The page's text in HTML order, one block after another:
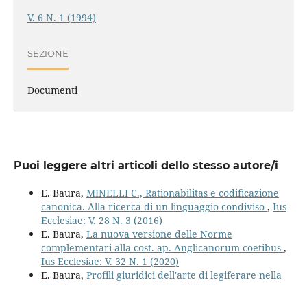
V. 6 N. 1 (1994)
SEZIONE
Documenti
Puoi leggere altri articoli dello stesso autore/i
E. Baura, MINELLI C., Rationabilitas e codificazione
canonica. Alla ricerca di un linguaggio condiviso , Ius
Ecclesiae: V. 28 N. 3 (2016)
E. Baura, La nuova versione delle Norme
complementari alla cost. ap. Anglicanorum coetibus ,
Ius Ecclesiae: V. 32 N. 1 (2020)
E. Baura, Profili giuridici dell'arte di legiferare nella